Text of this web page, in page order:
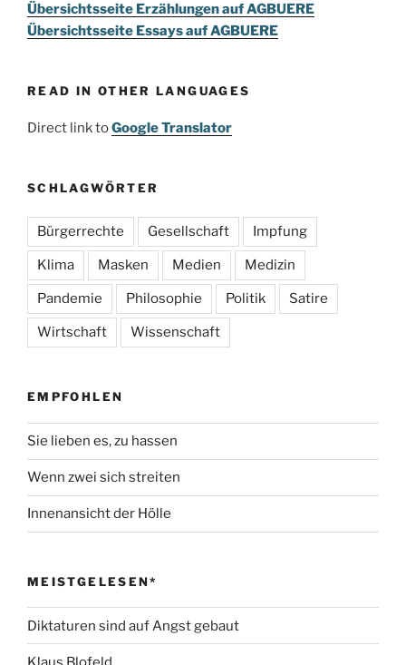
Übersichtsseite Erzählungen auf AGBUERE
Übersichtsseite Essays auf AGBUERE
READ IN OTHER LANGUAGES
Direct link toGoogle Translator
SCHLAGWÖRTER
Bürgerrechte Gesellschaft Impfung
Klima Masken Medien Medizin
Pandemie Philosophie Politik Satire
Wirtschaft Wissenschaft
EMPFOHLEN
Sie lieben es, zu hassen
Wenn zwei sich streiten
Innenansicht der Hölle
MEISTGELESEN*
Diktaturen sind auf Angst gebaut